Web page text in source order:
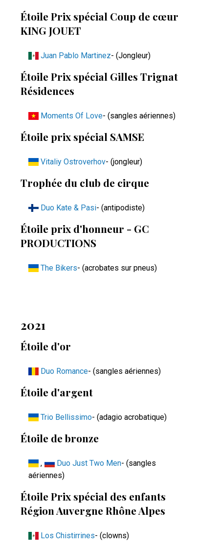
Étoile Prix spécial Coup de cœur
KING JOUET
Juan Pablo Martinez- (Jongleur)
Étoile Prix spécial Gilles Trignat
Résidences
Moments Of Love- (sangles aériennes)
Étoile prix spécial SAMSE
Vitaliy Ostroverhov- (jongleur)
Trophée du club de cirque
Duo Kate & Pasi- (antipodiste)
Étoile prix d'honneur - GC
PRODUCTIONS
The Bikers- (acrobates sur pneus)
2021
Étoile d'or
Duo Romance- (sangles aériennes)
Étoile d'argent
Trio Bellissimo- (adagio acrobatique)
Étoile de bronze
, Duo Just Two Men- (sangles
aériennes)
Étoile Prix spécial des enfants
Région Auvergne Rhône Alpes
Los Chistirrines- (clowns)